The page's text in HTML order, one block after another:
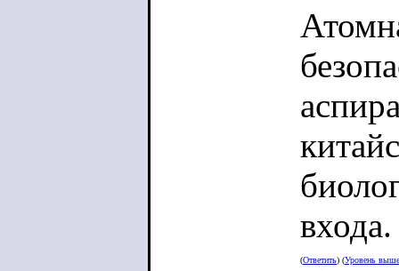
входа.
(Ответить) (Уровень выше